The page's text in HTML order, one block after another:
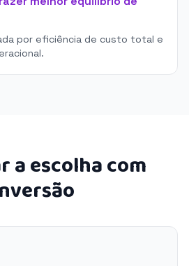
por eficiência de custo total e
a escolha com